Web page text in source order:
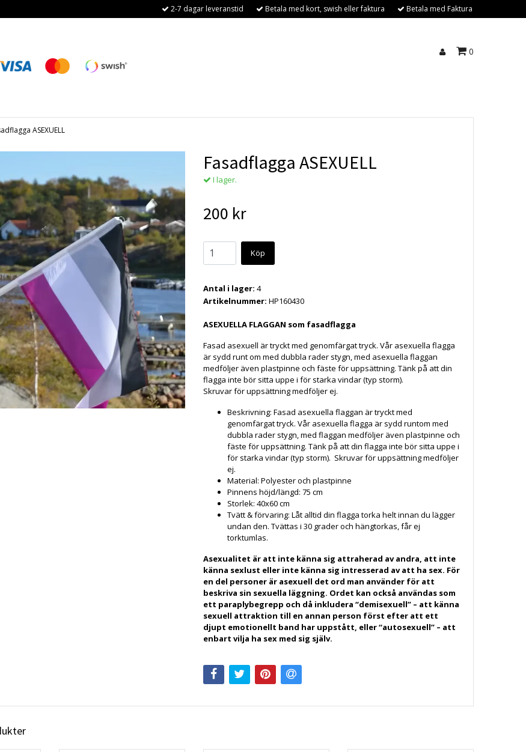
2-7 dagar leveranstid Betala med kort, swish eller faktura Betala med Faktura
0
ASEXUELL
Fasadflagga ASEXUELL
I lager.
200 kr
Köp
Antal i lager: 4
Artikelnummer: HP160430
ASEXUELLA FLAGGAN som fasadflagga
Fasad asexuell är tryckt med genomfärgat tryck. Vår asexuella flagga
är sydd runt om med dubbla rader stygn, med asexuella flaggan
medföljer även plastpinne och fäste för uppsättning. Tänk på att din
flagga inte bör sitta uppe i för starka vindar (typ storm).
Skruvar för uppsättning medföljer ej.
Beskrivning: Fasad asexuella flaggan är tryckt med
genomfärgat tryck. Vår asexuella flagga är sydd runtom med
dubbla rader stygn, med flaggan medföljer även plastpinne och
fäste för uppsättning. Tänk på att din flagga inte bör sitta uppe i
för starka vindar (typ storm). Skruvar för uppsättning medföljer
ej.
Material: Polyester och plastpinne
Pinnens höjd/längd: 75 cm
Storlek: 40x60 cm
Tvätt & förvaring: Låt alltid din flagga torka helt innan du lägger
undan den. Tvättas i 30 grader och hängtorkas, får ej
torktumlas.
Asexualitet är att inte känna sig attraherad av andra, att inte
känna sexlust eller inte känna sig intresserad av att ha sex. För
en del personer är asexuell det ord man använder för att
beskriva sin sexuella läggning. Ordet kan också användas som
ett paraplybegrepp och då inkludera “demisexuell” – att känna
sexuell attraktion till en annan person först efter att ett
djupt emotionellt band har uppstått, eller “autosexuell” – att
enbart vilja ha sex med sig själv.